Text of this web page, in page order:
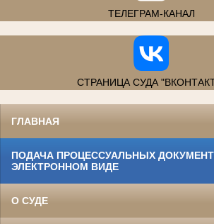
ТЕЛЕГРАМ-КАНАЛ
СТРАНИЦА СУДА
ГЛАВНАЯ
ПОДАЧА ПРОЦЕССУАЛЬНЫХ
ЭЛЕКТРОННОМ ВИДЕ
О СУДЕ